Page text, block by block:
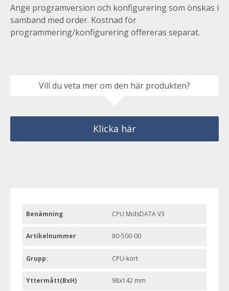
Ange programversion och konfigurering som önskas i
samband med order. Kostnad för
programmering/konfigurering offereras separat.
Vill du veta mer om den här produkten?
Klicka här
Benämning CPU MidsDATA V3
Artikelnummer 80-500-00
Grupp: CPU-kort
Yttermått(BxH) 98x142 mm